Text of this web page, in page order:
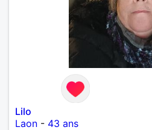
Lilo
Laon - 43 ans